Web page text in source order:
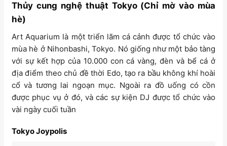
Thủy cung nghệ thuật Tokyo (Chỉ mờ vào mùa
hè)
Art Aquarium là một triển lãm cá cảnh được tổ chức vào
mùa hè ở Nihonbashi, Tokyo. Nó giống như một bảo tàng
với sự kết hợp của 10.000 con cá vàng, đèn và bể cá ở
địa điểm theo chủ đề thời Edo, tạo ra bầu không khí hoài
cổ và tương lai ngoạn mục. Ngoài ra đồ uống có cồn
được phục vụ ở đó, và các sự kiện DJ được tổ chức vào
vài ngày cuối tuần
Tokyo Joypolis